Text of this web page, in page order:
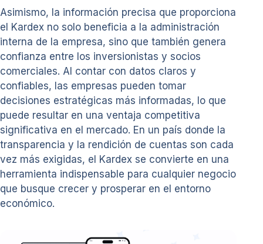
Asimismo, la información precisa que proporciona
el Kardex no solo beneficia a la administración
interna de la empresa, sino que también genera
confianza entre los inversionistas y socios
comerciales. Al contar con datos claros y
confiables, las empresas pueden tomar
decisiones estratégicas más informadas, lo que
puede resultar en una ventaja competitiva
significativa en el mercado. En un país donde la
transparencia y la rendición de cuentas son cada
vez más exigidas, el Kardex se convierte en una
herramienta indispensable para cualquier negocio
que busque crecer y prosperar en el entorno
económico.